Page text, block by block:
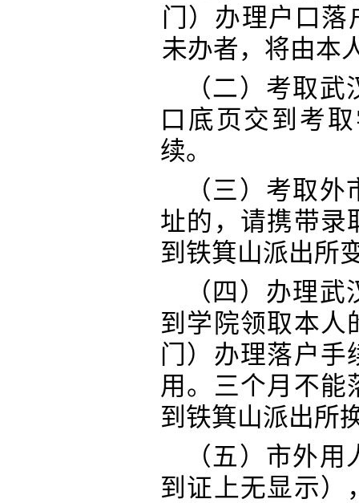
门）办理户口
未办者，将由本
（二）考取
口底页交到考
续。
（三）考取
址的，请携带录
到铁箕山派出所
（四）办理
到学院领取本人
门）办理落户手
用。三个月不能
到铁箕山派出所
（五）市外
到证上无显示）